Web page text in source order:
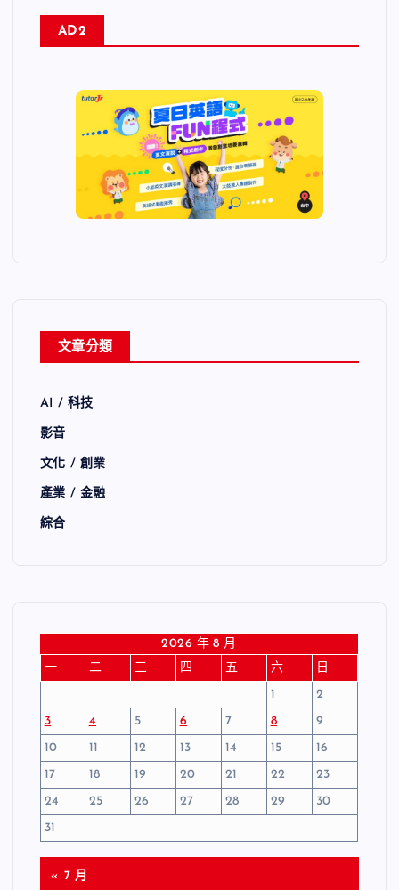
AD2
文章分類
AI / 科技
影音
文化 / 創業
產業 / 金融
綜合
2026 年 8 月
一
二 三 四 五 六
日
1
2
3
4 5 6 7 8
9
10
11 12 13 14 15
16
17
18 19 20 21 22
23
24
25 26 27 28 29
30
31
« 7 月